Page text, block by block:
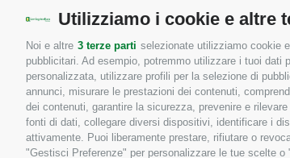
Utilizziamo i cookie e altre
Noi e altre 3 terze parti selezionate utilizziamo cookie
pubblicitari. Ad esempio, potremmo utilizzare i tuoi
personalizzata, utilizzare profili per la selezione di
annunci, misurare le prestazioni dei contenuti,
dei contenuti, garantire la sicurezza, prevenire e
fonti di dati, collegare diversi dispositivi, identificare i
attivamente. Puoi liberamente prestare, rifiutare o
"Gestisci Preferenze" per personalizzare le tue scelte
Mappa del sito/Privacy Policy /Cookie